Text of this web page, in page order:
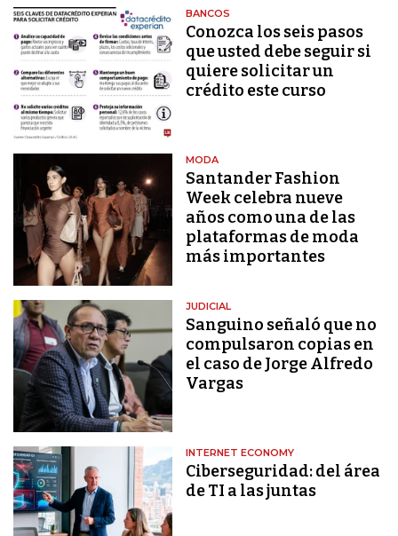
BANCOS
Conozca los seis pasos
que usted debe seguir si
quiere solicitar un
crédito este curso
MODA
Santander Fashion
Week celebra nueve
años como una de las
plataformas de moda
más importantes
JUDICIAL
Sanguino señaló que no
compulsaron copias en
el caso de Jorge Alfredo
Vargas
INTERNET ECONOMY
Ciberseguridad: del área
de TI a las juntas